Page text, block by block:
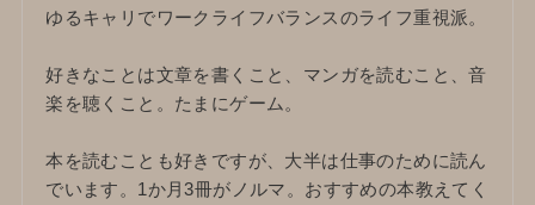
ゆるキャリでワークライフバランスのライフ重視派。
好きなことは文章を書くこと、マンガを読むこと、音
楽を聴くこと。たまにゲーム。
本を読むことも好きですが、大半は仕事のために読ん
でいます。1か月3冊がノルマ。おすすめの本教えてく